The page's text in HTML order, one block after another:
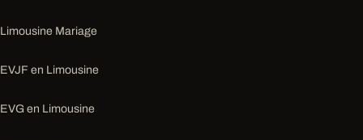
Limousine Mariage
EVJF en Limousine
EVG en Limousine